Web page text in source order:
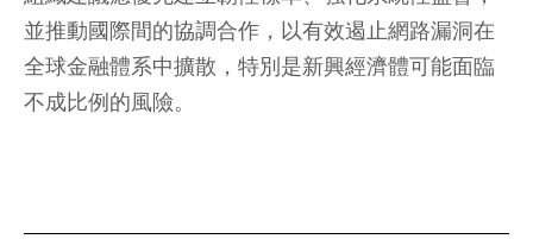
並推動國際間的協調合作，以有效遏止網路漏洞在
全球金融體系中擴散，特別是新興經濟體可能面臨
不成比例的風險。